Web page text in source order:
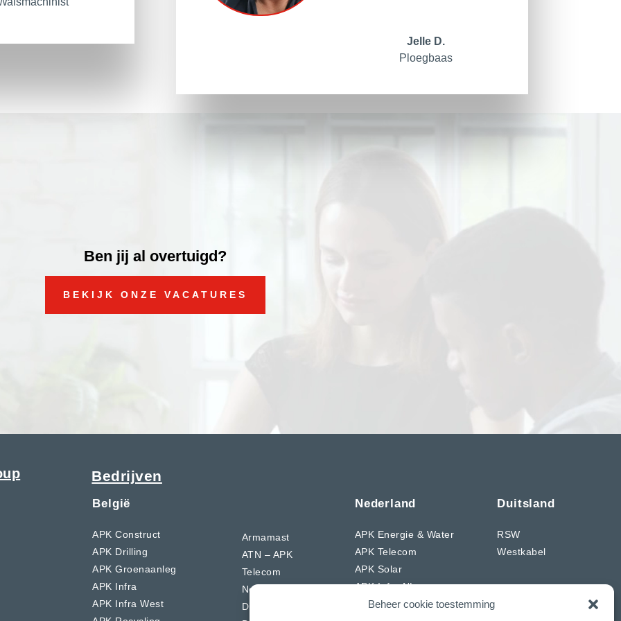
Beheer cookie toestemming
Jelle D.
Ploegbaas
Ben jij al overtuigd?
BEKIJK ONZE VACATURES
Bedrijven
België
APK Construct
APK Drilling
APK Groenaanleg
APK Infra
APK Infra West
Armamast
ATN – APK
Telecom
Networksolutions
Dierckx
Nederland
APK Energie & Water
APK Telecom
APK Solar
APK Infra NL
APK Wegenbouw NL
Duitsland
RSW
Westkabel